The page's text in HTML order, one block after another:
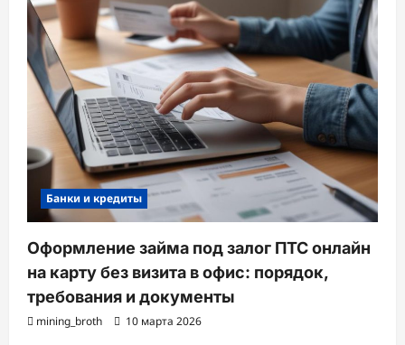
Банки и кредиты
Оформление займа под залог ПТС онлайн
на карту без визита в офис: порядок,
требования и документы
mining_broth 10 марта 2026